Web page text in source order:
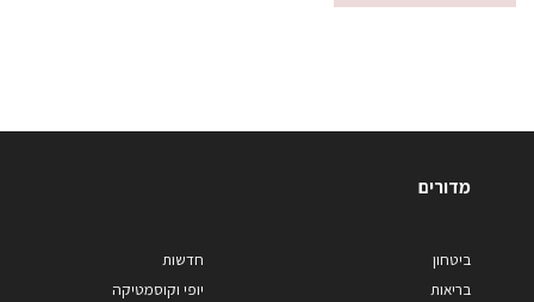
מדורים
ביטחון
בריאות
חדשות
יופי וקוסמטיקה